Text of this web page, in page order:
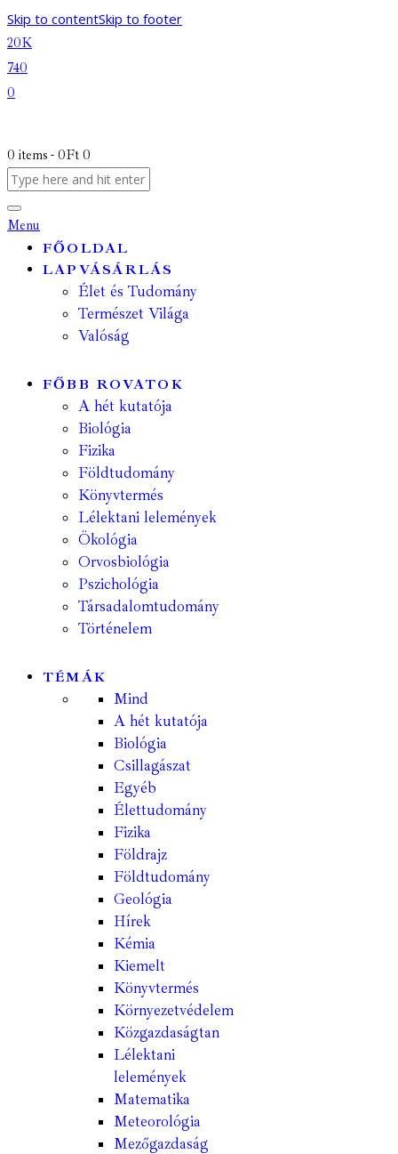
Skip to contentSkip to footer
20K
740
0
0 items - 0Ft 0
Menu
FŐOLDAL
LAPVÁSÁRLÁS
Élet és Tudomány
Természet Világa
Valóság
FŐBB ROVATOK
A hét kutatója
Biológia
Fizika
Földtudomány
Könyvtermés
Lélektani lelemények
Ökológia
Orvosbiológia
Pszichológia
Társadalomtudomány
Történelem
TÉMÁK
Mind
A hét kutatója
Biológia
Csillagászat
Egyéb
Élettudomány
Fizika
Földrajz
Földtudomány
Geológia
Hírek
Kémia
Kiemelt
Könyvtermés
Környezetvédelem
Közgazdaságtan
Lélektani
lelemények
Matematika
Meteorológia
Mezőgazdaság